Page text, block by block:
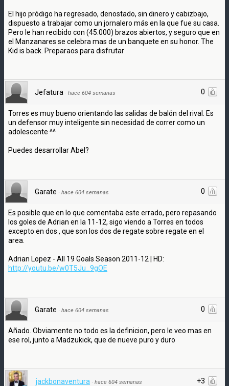
El hijo pródigo ha regresado, denostado, sin dinero y cabizbajo,
dispuesto a trabajar como un jornalero más en la que fue su casa.
Pero le han recibido con (45.000) brazos abiertos, y seguro que en
el Manzanares se celebra mas de un banquete en su honor. The
Kid is back. Preparaos para disfrutar
0
Jefatura · hace 604 semanas
Torres es muy bueno orientando las salidas de balón del rival. Es
un defensor muy inteligente sin necesidad de correr como un
adolescente ^^
Puedes desarrollar Abel?
0
Garate · hace 604 semanas
Es posible que en lo que comentaba este errado, pero repasando
los goles de Adrian en la 11-12, sigo viendo a Torres en todos
excepto en dos , que son los dos de regate sobre regate en el
area.
Adrian Lopez - All 19 Goals Season 2011-12 | HD:
http://youtu.be/w0T5Ju_9gOE
0
Garate · hace 604 semanas
Añado. Obviamente no todo es la definicion, pero le veo mas en
ese rol, junto a Madzukick, que de nueve puro y duro
+3
jackbonaventura · hace 604 semanas